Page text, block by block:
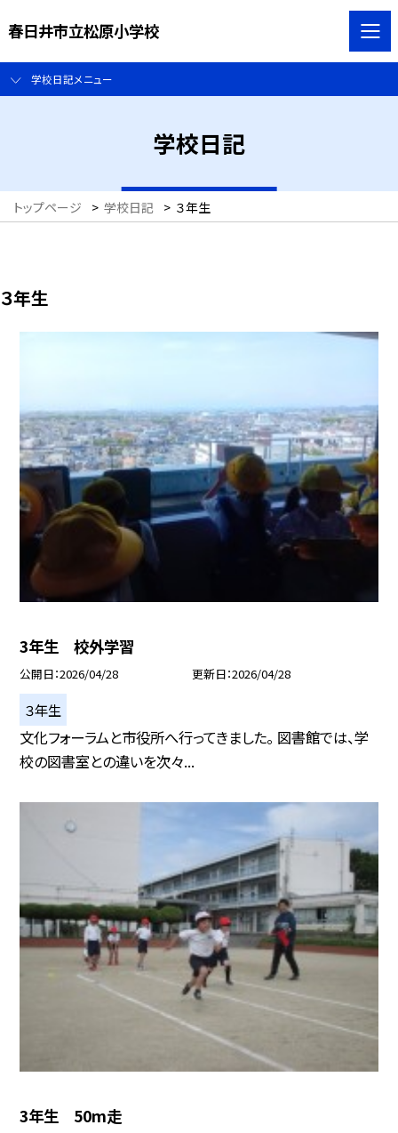
春日井市立松原小学校
学校日記メニュー
学校日記
トップページ > 学校日記 > ３年生
３年生
3年生 校外学習
公開日 2026/04/28 更新日 2026/04/28
３年生
文化フォーラムと市役所へ行ってきました。 図書館では、学
校の図書室との違いを次々...
3年生 50m走